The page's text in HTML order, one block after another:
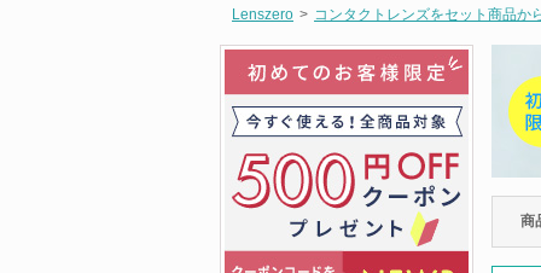
Lenszero > コンタクトレンズをセット商品か
商